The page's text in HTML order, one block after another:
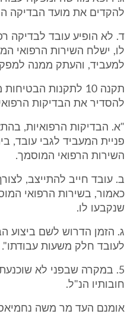
להקדים את מועד הבדיקה
ד. לא הופיע עובד לבדיקה
לו, ישלח השירות הרפואי
למעביד, והעתק ממנה
תקנה 10 לתקנות
להסדיר את הבדיקות
פניית המעביד לגבי עובד,
השירות הרפואי המוסמך.
ב. עובד חייב להתייצב,
כאמור, בשירות הרפואי
שנקבעו לו.
ג. הזמן הדרוש לשם ביצוע
לעובד חלק משעות עבודתו".
5. במקרה שבפני לא
חובותיו הנ"ל.
אומנם העד מר משה